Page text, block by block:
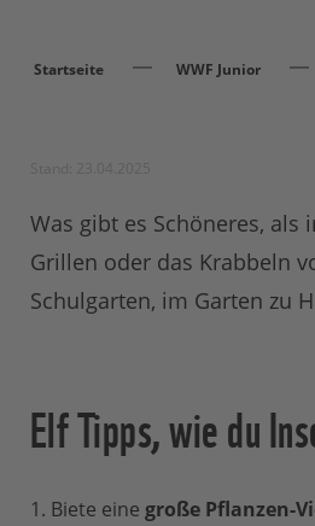
Startseite WWF Junior
Was gibt es Schöneres,
Grillen oder das Krabbeln
Schulgarten, im Garten zu
Elf Tipps, wie du
1. Biete eine große Pflanzen-